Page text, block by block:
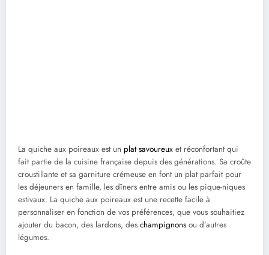
La quiche aux poireaux est un plat savoureux et réconfortant qui
fait partie de la cuisine française depuis des générations. Sa croûte
croustillante et sa garniture crémeuse en font un plat parfait pour
les déjeuners en famille, les dîners entre amis ou les pique-niques
estivaux. La quiche aux poireaux est une recette facile à
personnaliser en fonction de vos préférences, que vous souhaitiez
ajouter du bacon, des lardons, des champignons ou d’autres
légumes.